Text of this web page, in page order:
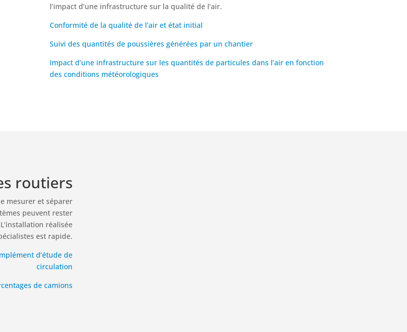
l’impact d’une infrastructure sur la qualité de l’air.
Conformité de la qualité de l’air et état initial
Suivi des quantités de poussières générées par un chantier
Impact d’une infrastructure sur les quantités de particules dans l’air en fonction
des conditions météorologiques
routiers
mesurer et séparer
peuvent rester
réalisée
est rapide.
d’étude de
circulation
de camions